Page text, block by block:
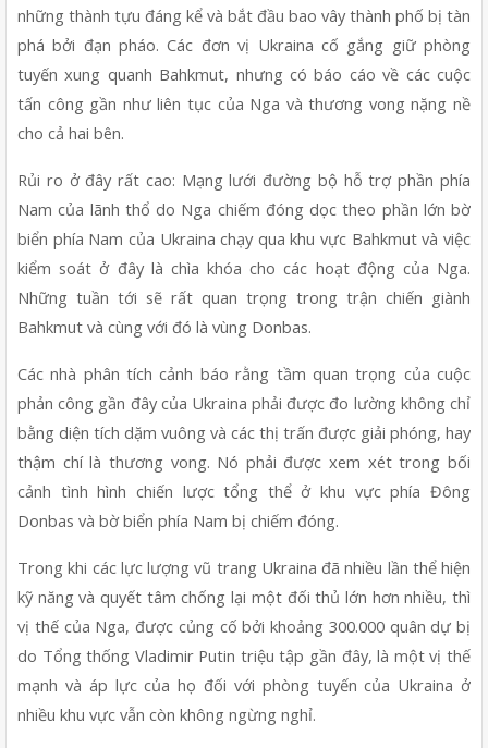
những thành tựu đáng kể và bắt đầu bao vây thành phố bị tàn
phá bởi đạn pháo. Các đơn vị Ukraina cố gắng giữ phòng
tuyến xung quanh Bahkmut, nhưng có báo cáo về các cuộc
tấn công gần như liên tục của Nga và thương vong nặng nề
cho cả hai bên.
Rủi ro ở đây rất cao: Mạng lưới đường bộ hỗ trợ phần phía
Nam của lãnh thổ do Nga chiếm đóng dọc theo phần lớn bờ
biển phía Nam của Ukraina chạy qua khu vực Bahkmut và việc
kiểm soát ở đây là chìa khóa cho các hoạt động của Nga.
Những tuần tới sẽ rất quan trọng trong trận chiến giành
Bahkmut và cùng với đó là vùng Donbas.
Các nhà phân tích cảnh báo rằng tầm quan trọng của cuộc
phản công gần đây của Ukraina phải được đo lường không chỉ
bằng diện tích dặm vuông và các thị trấn được giải phóng, hay
thậm chí là thương vong. Nó phải được xem xét trong bối
cảnh tình hình chiến lược tổng thể ở khu vực phía Đông
Donbas và bờ biển phía Nam bị chiếm đóng.
Trong khi các lực lượng vũ trang Ukraina đã nhiều lần thể hiện
kỹ năng và quyết tâm chống lại một đối thủ lớn hơn nhiều, thì
vị thế của Nga, được củng cố bởi khoảng 300.000 quân dự bị
do Tổng thống Vladimir Putin triệu tập gần đây, là một vị thế
mạnh và áp lực của họ đối với phòng tuyến của Ukraina ở
nhiều khu vực vẫn còn không ngừng nghỉ.